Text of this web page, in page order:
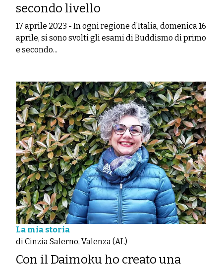
secondo livello
17 aprile 2023 - In ogni regione d’Italia, domenica 16
aprile, si sono svolti gli esami di Buddismo di primo
e secondo...
La mia storia
di Cinzia Salerno, Valenza (AL)
Con il Daimoku ho creato una